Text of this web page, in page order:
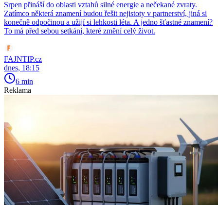
Srpen přináší do oblasti vztahů silné energie a nečekané zvraty.
Zatímco některá znamení budou řešit nejistoty v partnerství, jiná si
konečně odpočinou a užijí si lehkosti léta. A jedno šťastné znamení?
To má před sebou setkání, které změní celý život.
FAJNTIP.cz
dnes, 18:15
6 min
Reklama